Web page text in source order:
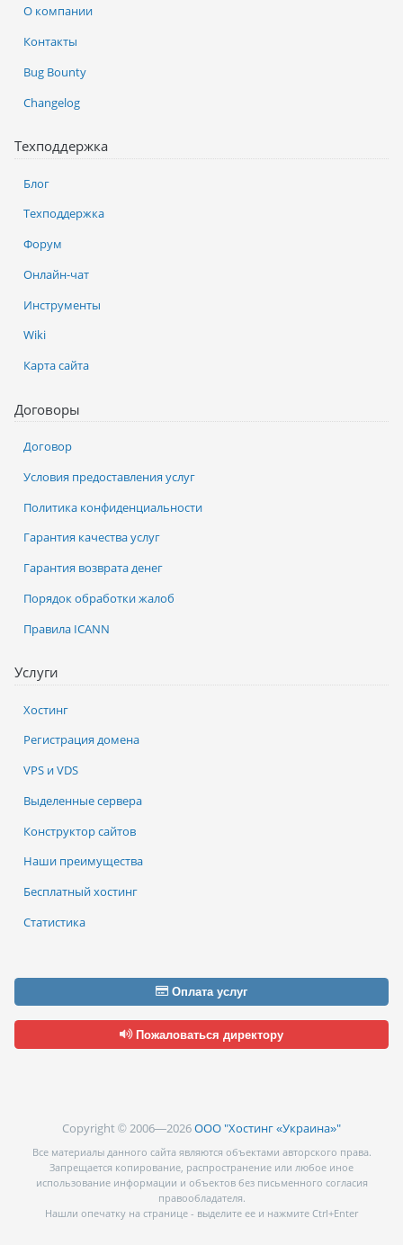
Услуги
Хостинг
Регистрация домена
VPS и VDS
Выделенные сервера
Конструктор сайтов
Наши преимущества
Бесплатный хостинг
Статистика
О компании
Контакты
Bug Bounty
Changelog
Техподдержка
Блог
Техподдержка
Форум
Онлайн-чат
Инструменты
Wiki
Карта сайта
Договоры
Договор
Условия предоставления услуг
Политика конфиденциальности
Гарантия качества услуг
Гарантия возврата денег
Порядок обработки жалоб
Правила ICANN
Оплата услуг
Пожаловаться директору
Copyright © 2006—2026ООО "Хостинг «Украина»"
Все материалы данного сайта являются объектами авторского права.
Запрещается копирование, распространение или любое иное
использование информации и объектов без письменного согласия
правообладателя.
Нашли опечатку на странице - выделите ее и нажмите Ctrl+Enter